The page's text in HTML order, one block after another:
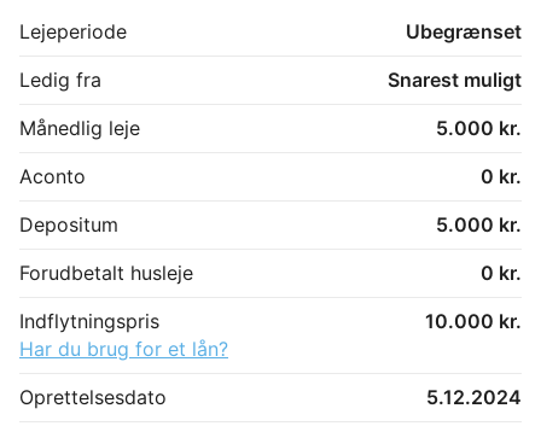
Lejeperiode
Ubegrænset
Ledig fra
Snarest muligt
Månedlig leje
5.000 kr.
Aconto
0 kr.
Depositum
5.000 kr.
Forudbetalt husleje
0 kr.
Indflytningspris
10.000 kr.
Har du brug for et lån?
Oprettelsesdato
5.12.2024